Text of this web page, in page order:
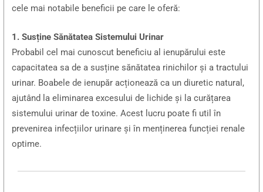
cele mai notabile beneficii pe care le oferă:
1. Susține Sănătatea Sistemului Urinar
Probabil cel mai cunoscut beneficiu al ienupărului este
capacitatea sa de a susține sănătatea rinichilor și a tractului
urinar. Boabele de ienupăr acționează ca un diuretic natural,
ajutând la eliminarea excesului de lichide și la curățarea
sistemului urinar de toxine. Acest lucru poate fi util în
prevenirea infecțiilor urinare și în menținerea funcției renale
optime.